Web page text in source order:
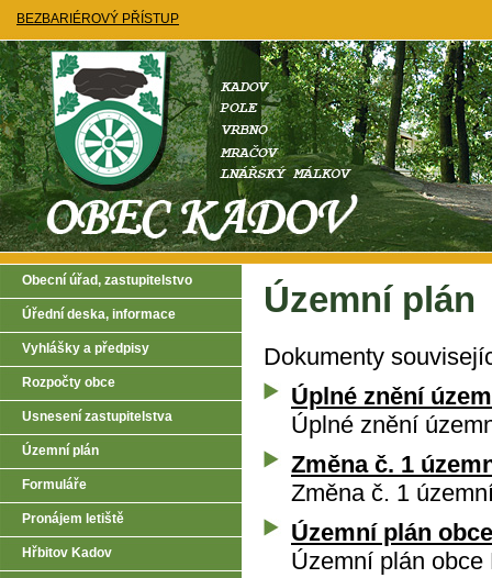
BEZBARIÉROVÝ PŘÍSTUP
Územní plán
Dokumenty
Úplné znění
Úplné znění
Změna č. 1
Změna č. 1
Územní plán
Územní plán obce
Obecní úřad, zastupitelstvo
Úřední deska, informace
Vyhlášky a předpisy
Rozpočty obce
Usnesení zastupitelstva
Územní plán
Formuláře
Pronájem letiště
Hřbitov Kadov